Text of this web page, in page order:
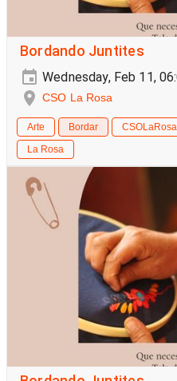
Bordando Juntites
Wednesday, Feb 11,
CSO La Rosa
Arte Bordar CSOLaRosa
La Rosa